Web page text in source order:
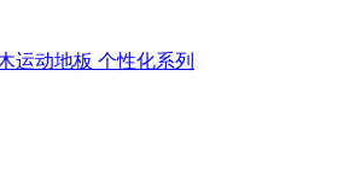
运动地板 个性化系列